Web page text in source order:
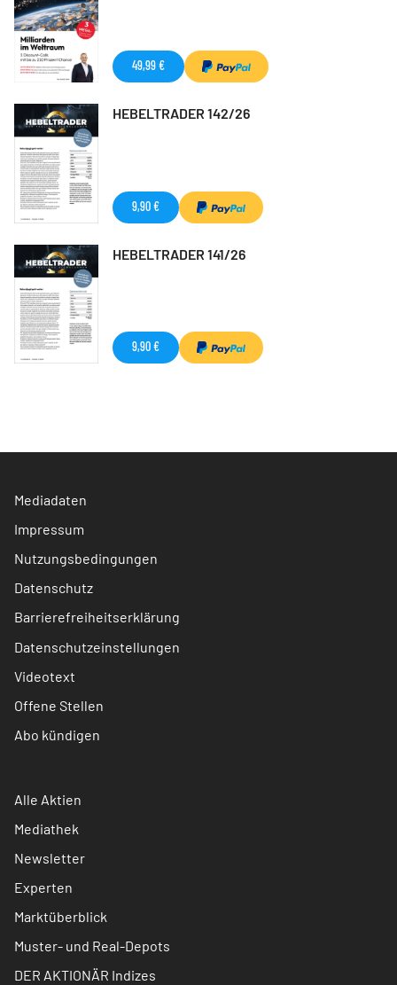
49,99 €
HEBELTRADER 142/26
9,90 €
HEBELTRADER 141/26
9,90 €
Mediadaten
Impressum
Nutzungsbedingungen
Datenschutz
Barrierefreiheitserklärung
Datenschutzeinstellungen
Videotext
Offene Stellen
Abo kündigen
Alle Aktien
Mediathek
Newsletter
Experten
Marktüberblick
Muster- und Real-Depots
DER AKTIONÄR Indizes